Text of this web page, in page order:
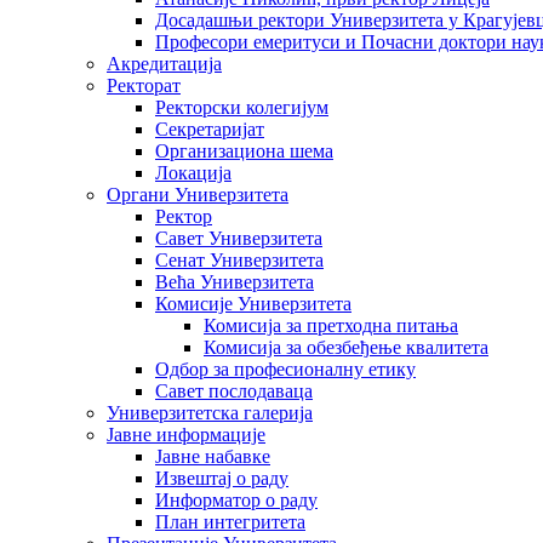
Досадашњи ректори Универзитета у
Професори емеритуси и Почасни доктори
Акредитација
Ректорат
Ректорски колегијум
Секретаријат
Организациона шема
Локација
Органи Универзитета
Ректор
Савет Универзитета
Сенат Универзитета
Већа Универзитета
Комисије Универзитета
Комисија за претходна питања
Комисија за обезбеђење квалитета
Одбор за професионалну етику
Савет послодаваца
Универзитетска галерија
Јавне информације
Јавне набавке
Извештај о раду
Информатор о раду
План интегритета